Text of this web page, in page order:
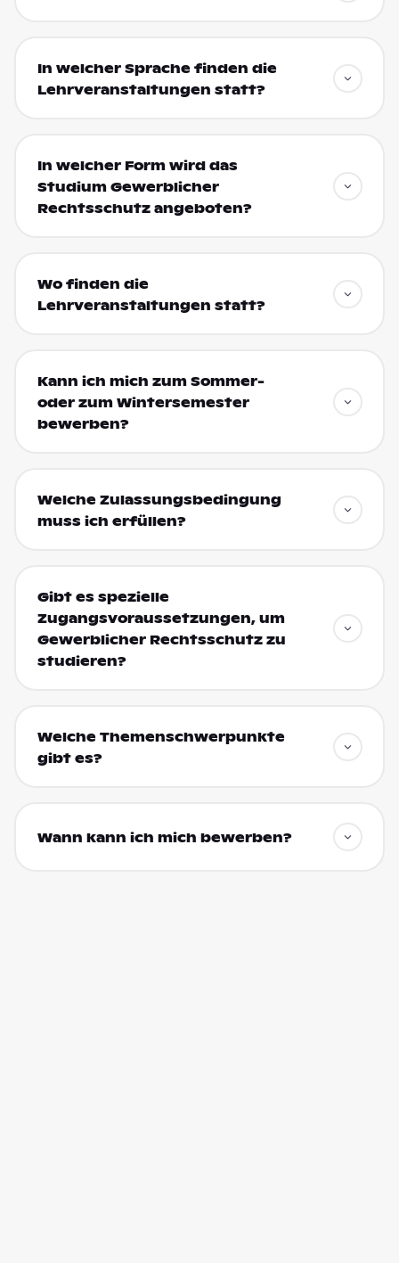
In welcher Sprache finden die
Lehrveranstaltungen statt?
In welcher Form wird das
Studium Gewerblicher
Rechtsschutz angeboten?
Wo finden die
Lehrveranstaltungen statt?
Kann ich mich zum Sommer-
oder zum Wintersemester
bewerben?
Welche Zulassungsbedingung
muss ich erfüllen?
Gibt es spezielle
Zugangsvoraussetzungen, um
Gewerblicher Rechtsschutz zu
studieren?
Welche Themenschwerpunkte
gibt es?
Wann kann ich mich bewerben?